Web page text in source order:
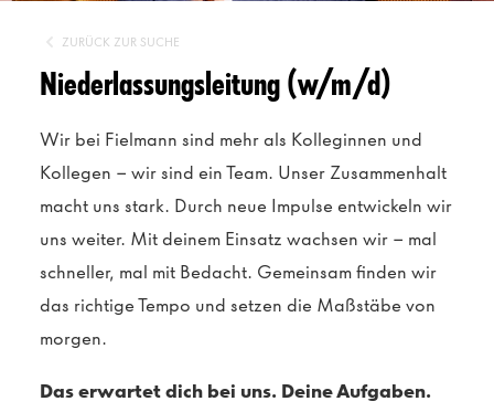
ZURÜCK ZUR SUCHE
Niederlassungsleitung (w/m/d)
Wir bei Fielmann sind mehr als Kolleginnen und
Kollegen – wir sind ein Team. Unser Zusammenhalt
macht uns stark. Durch neue Impulse entwickeln wir
uns weiter. Mit deinem Einsatz wachsen wir – mal
schneller, mal mit Bedacht. Gemeinsam finden wir
das richtige Tempo und setzen die Maßstäbe von
morgen.
Das erwartet dich bei uns. Deine Aufgaben.